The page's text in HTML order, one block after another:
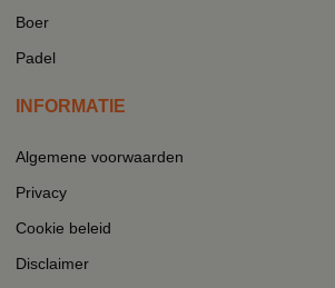
Boer
Padel
INFORMATIE
Algemene voorwaarden
Privacy
Cookie beleid
Disclaimer